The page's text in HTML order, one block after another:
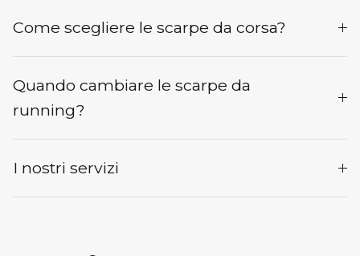
Come scegliere le scarpe da corsa?
Quando cambiare le scarpe da
running?
I nostri servizi